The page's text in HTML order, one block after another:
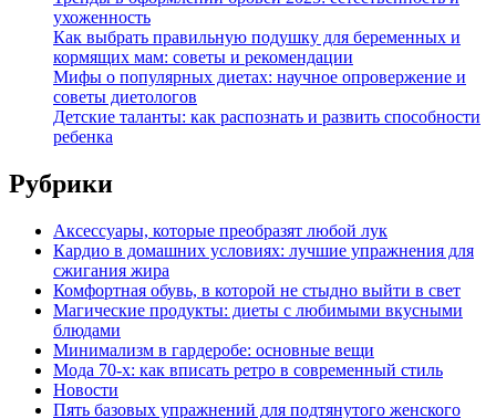
ухоженность
Как выбрать правильную подушку для беременных и
кормящих мам: советы и рекомендации
Мифы о популярных диетах: научное опровержение и
советы диетологов
Детские таланты: как распознать и развить способности
ребенка
Рубрики
Аксессуары, которые преобразят любой лук
Кардио в домашних условиях: лучшие упражнения для
сжигания жира
Комфортная обувь, в которой не стыдно выйти в свет
Магические продукты: диеты с любимыми вкусными
блюдами
Минимализм в гардеробе: основные вещи
Мода 70-х: как вписать ретро в современный стиль
Новости
Пять базовых упражнений для подтянутого женского